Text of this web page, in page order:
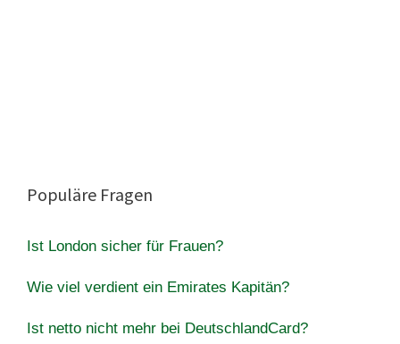
Populäre Fragen
Ist London sicher für Frauen?
Wie viel verdient ein Emirates Kapitän?
Ist netto nicht mehr bei DeutschlandCard?